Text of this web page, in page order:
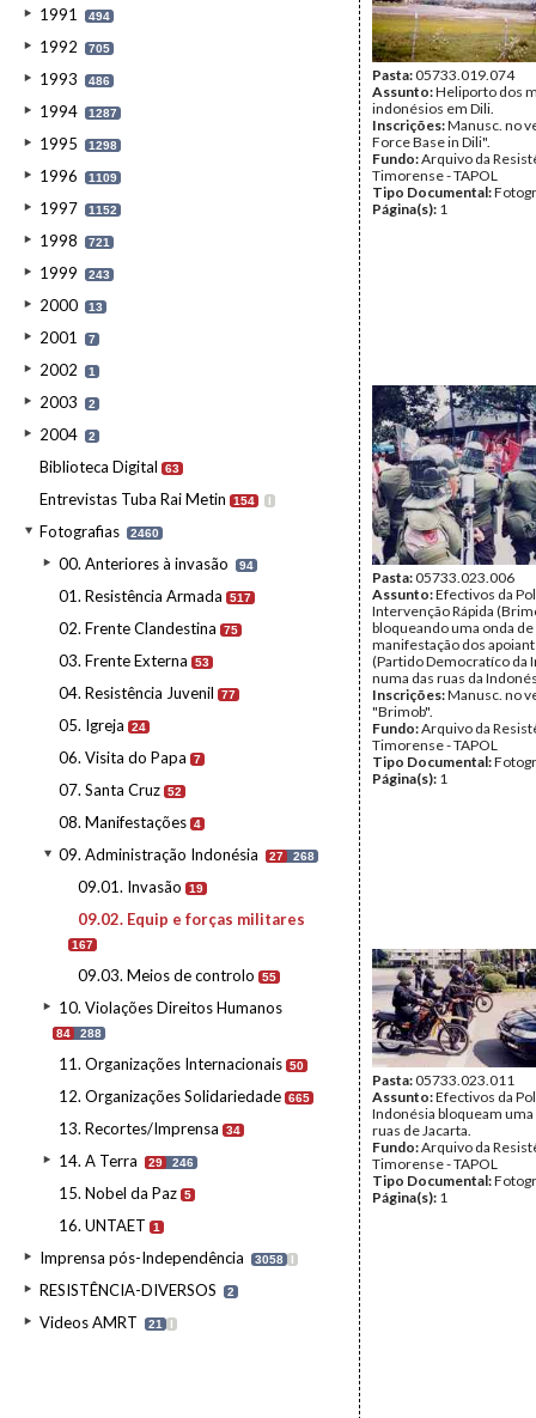
1991 494
1992 705
1993 486
1994 1287
1995 1298
1996 1109
1997 1152
1998 721
1999 243
2000 13
2001 7
2002 1
2003 2
2004 2
Biblioteca Digital 63
Entrevistas Tuba Rai Metin 154 I
Fotografias 2460
00. Anteriores à invasão 94
01. Resistência Armada 517
02. Frente Clandestina 75
03. Frente Externa 53
04. Resistência Juvenil 77
05. Igreja 24
06. Visita do Papa 7
07. Santa Cruz 52
08. Manifestações 4
09. Administração Indonésia 27 268
09.01. Invasão 19
09.02. Equip e forças militares
167
09.03. Meios de controlo 55
10. Violações Direitos Humanos
84 288
11. Organizações Internacionais 50
12. Organizações Solidariedade 665
13. Recortes/Imprensa 34
14. A Terra 29 246
15. Nobel da Paz 5
16. UNTAET 1
Imprensa pós-Independência 3058 I
RESISTÊNCIA-DIVERSOS 2
Videos AMRT 21 I
Pasta:05733.019.074
Assunto:Heliporto dos
indonésios em Dili.
Inscrições:Manusc. no
Force Base in Dili".
Fundo:Arquivo da
Timorense - TAPOL
Tipo Documental:
Página(s): 1
Pasta:05733.023.006
Assunto:Efectivos da
Intervenção Rápida
bloqueando uma onda de
manifestação dos
(Partido Democratíco da
numa das ruas da
Inscrições:Manusc. no
"Brimob".
Fundo:Arquivo da
Timorense - TAPOL
Tipo Documental:
Página(s): 1
Pasta:05733.023.011
Assunto:Efectivos da
Indonésia bloqueam
ruas de Jacarta.
Fundo:Arquivo da
Timorense - TAPOL
Tipo Documental:
Página(s): 1